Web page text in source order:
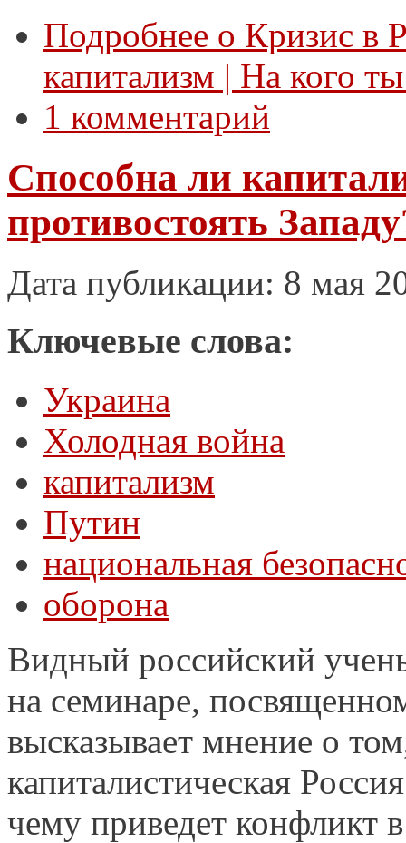
Подробнее о Кризис в
капитализм | На кого
1 комментарий
Способна ли
противостоять
Дата публикации: 8 мая
Ключевые слова:
Украина
Холодная война
капитализм
Путин
национальная
оборона
Видный российский
на семинаре,
высказывает мнение о
капиталистическая
чему приведет конфликт